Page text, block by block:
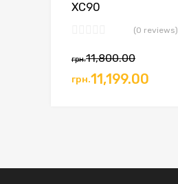
XC90
(0 reviews)
грн.11,800.00
грн.11,199.00